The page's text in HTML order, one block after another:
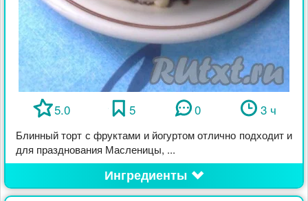
5.0 5 0 3 ч
Блинный торт с фруктами и йогуртом отлично подходит и
для празднования Масленицы, ...
Ингредиенты